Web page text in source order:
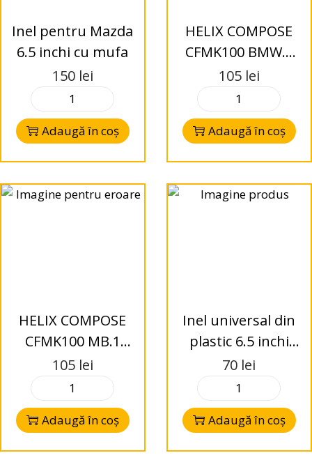
Inel pentru Mazda
6.5 inchi cu mufa
150 lei
Adaugă în coș
HELIX COMPOSE
CFMK100 BMW.2
inele adaptoare
105 lei
Adaugă în coș
HELIX COMPOSE
CFMK100 MB.1
inele adaptoare
Mercedes Benz
105 lei
Adaugă în coș
Inel universal din
plastic 6.5 inchi
pentru difuzor
70 lei
Adaugă în coș